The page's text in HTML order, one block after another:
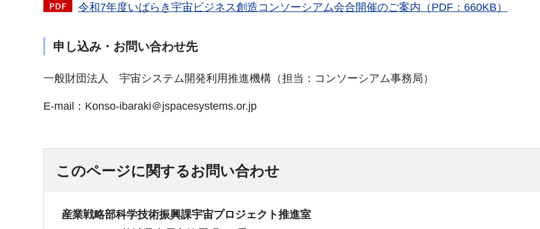
令和7年度いばらき宇宙ビジネス創造コンソーシアム会合開催のご案内（PDF：660KB）
申し込み・お問い合わせ先
一般財団法人 宇宙システム開発利用推進機構（担当：コンソーシアム事務局）
E-mail：Konso-ibaraki＠jspacesystems.or.jp
このページに関するお問い合わせ
産業戦略部科学技術振興課宇宙プロジェクト推進室